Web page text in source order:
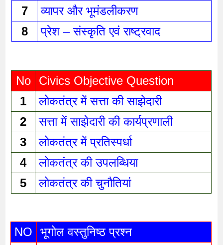
7
व्यापर और भूमंडलीकरण
8
प्रेश – संस्कृति एवं राष्ट्रवाद
No
Civics Objective Question
1
लोकतंत्र में सत्ता की साझेदारी
2
सत्ता में साझेदारी की कार्यप्रणाली
3
लोकतंत्र में प्रतिस्पर्धा
4
लोकतंत्र की उपलब्धिया
5
लोकतंत्र की चुनौतियां
NO भूगोल वस्तुनिष्ठ प्रश्न